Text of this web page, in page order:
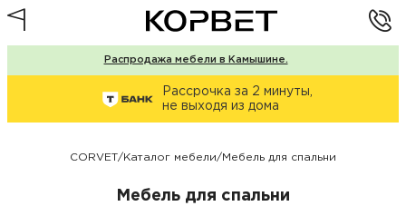
Распродажа мебели в Камышине.
Рассрочка за 2 минуты,
не выходя из дома
CORVET/Каталог мебели/Мебель для спальни
Мебель для спальни